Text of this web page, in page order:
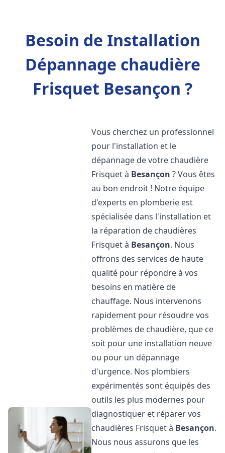
Besoin de Installation
Dépannage chaudière
Frisquet Besançon ?
Vous cherchez un professionnel
pour l'installation et le
dépannage de votre chaudière
Frisquet à Besançon ? Vous êtes
au bon endroit ! Notre équipe
d'experts en plomberie est
spécialisée dans l'installation et
la réparation de chaudières
Frisquet à Besançon. Nous
offrons des services de haute
qualité pour répondre à vos
besoins en matière de
chauffage. Nous intervenons
rapidement pour résoudre vos
problèmes de chaudière, que ce
soit pour une installation neuve
ou pour un dépannage
d'urgence. Nos plombiers
expérimentés sont équipés des
outils les plus modernes pour
diagnostiquer et réparer vos
chaudières Frisquet à Besançon.
Nous nous assurons que les